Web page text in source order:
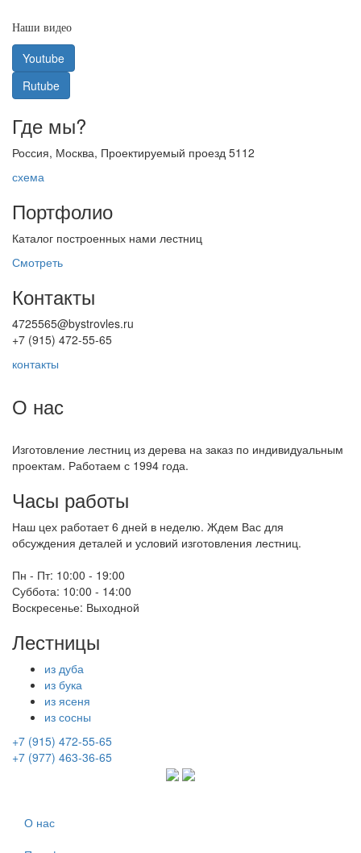
Наши видео
Youtube
Rutube
Где мы?
Россия, Москва, Проектируемый проезд 5112
схема
Портфолио
Каталог построенных нами лестниц
Смотреть
Контакты
4725565@bystrovles.ru
+7 (915) 472-55-65
контакты
О нас
Изготовление лестниц из дерева на заказ по индивидуальным
проектам. Работаем с 1994 года.
Часы работы
Наш цех работает 6 дней в неделю. Ждем Вас для
обсуждения деталей и условий изготовления лестниц.
Пн - Пт: 10:00 - 19:00
Суббота: 10:00 - 14:00
Воскресенье: Выходной
Лестницы
из дуба
из бука
из ясеня
из сосны
+7 (915) 472-55-65
+7 (977) 463-36-65
О нас